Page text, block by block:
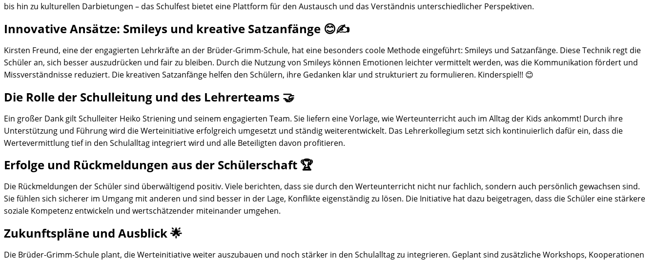
bis hin zu kulturellen Darbietungen – das Schulfest bietet eine Plattform für den Austausch und das Verständnis unterschiedlicher Perspektiven.
Innovative Ansätze: Smileys und kreative Satzanfänge 😊✍️
Kirsten Freund, eine der engagierten Lehrkräfte an der Brüder-Grimm-Schule, hat eine besonders coole Methode eingeführt: Smileys und Satzanfänge. Diese Technik regt die
Schüler an, sich besser auszudrücken und fair zu bleiben. Durch die Nutzung von Smileys können Emotionen leichter vermittelt werden, was die Kommunikation fördert und
Missverständnisse reduziert. Die kreativen Satzanfänge helfen den Schülern, ihre Gedanken klar und strukturiert zu formulieren. Kinderspiel!! 😊
Die Rolle der Schulleitung und des Lehrerteams 🤝
Ein großer Dank gilt Schulleiter Heiko Striening und seinem engagierten Team. Sie liefern eine Vorlage, wie Werteunterricht auch im Alltag der Kids ankommt! Durch ihre
Unterstützung und Führung wird die Werteinitiative erfolgreich umgesetzt und ständig weiterentwickelt. Das Lehrerkollegium setzt sich kontinuierlich dafür ein, dass die
Wertevermittlung tief in den Schulalltag integriert wird und alle Beteiligten davon profitieren.
Erfolge und Rückmeldungen aus der Schülerschaft 🏆
Die Rückmeldungen der Schüler sind überwältigend positiv. Viele berichten, dass sie durch den Werteunterricht nicht nur fachlich, sondern auch persönlich gewachsen sind.
Sie fühlen sich sicherer im Umgang mit anderen und sind besser in der Lage, Konflikte eigenständig zu lösen. Die Initiative hat dazu beigetragen, dass die Schüler eine stärkere
soziale Kompetenz entwickeln und wertschätzender miteinander umgehen.
Zukunftspläne und Ausblick 🌟
Die Brüder-Grimm-Schule plant, die Werteinitiative weiter auszubauen und noch stärker in den Schulalltag zu integrieren. Geplant sind zusätzliche Workshops, Kooperationen